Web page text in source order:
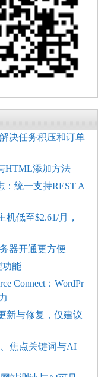
解决任务积压和订单
HTML添加方法
：统一支持REST A
机低至$2.61/月，
器开通更方便
功能
Connect：WordPr
新与修复，仅建议
焦点关键词与AI